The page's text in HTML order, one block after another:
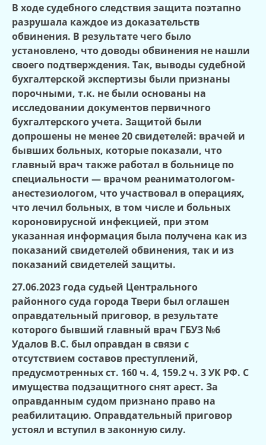
В ходе судебного следствия защита поэтапно
разрушала каждое из доказательств
обвинения. В результате чего было
установлено, что доводы обвинения не нашли
своего подтверждения. Так, выводы судебной
бухгалтерской экспертизы были признаны
порочными, т.к. не были основаны на
исследовании документов первичного
бухгалтерского учета. Защитой были
допрошены не менее 20 свидетелей: врачей и
бывших больных, которые показали, что
главный врач также работал в больнице по
специальности — врачом реаниматологом-
анестезиологом, что участвовал в операциях,
что лечил больных, в том числе и больных
короновирусной инфекцией, при этом
указанная информация была получена как из
показаний свидетелей обвинения, так и из
показаний свидетелей защиты.
27.06.2023 года судьей Центрального
районного суда города Твери был оглашен
оправдательный приговор, в результате
которого бывший главный врач ГБУЗ №6
Удалов В.С. был оправдан в связи с
отсутствием составов преступлений,
предусмотренных ст. 160 ч. 4, 159.2 ч. 3 УК РФ. С
имущества подзащитного снят арест. За
оправданным судом признано право на
реабилитацию. Оправдательный приговор
устоял и вступил в законную силу.